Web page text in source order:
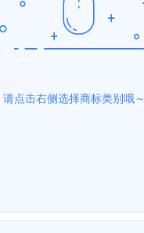
请点击右侧选择商标类别哦～